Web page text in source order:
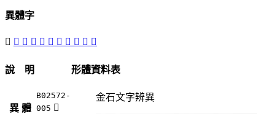
異體字
󸀪 󸀩 󸀫 󸀨 󸀭 󸀬 󸀦 𤢠 󸀮 󸀧 󸀯
說 明
異 體
B02572-
005 󸀪
形體資料表
金石文字辨異